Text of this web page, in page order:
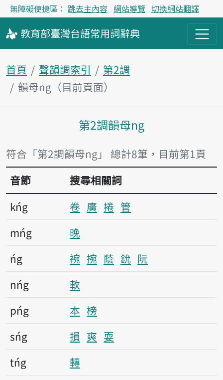
無障礙便捷區： 跳去主內容 網站導覽 切換網站翻譯
教育部臺灣台語常用詞辭典
首頁 聲韻調索引
第2調
韻母ng（目前頁面）
主內容區塊
第2調韻母ng
符合「第2調韻母ng」 總計8筆，目前第1頁
音節
搜尋相關詞
kńg
卷 廣 捲 管
mńg
晚
ńg
䘼 捥 蔭 鈗 阮
nńg
軟
pńg
本 榜
sńg
損 爽 耍
tńg
轉